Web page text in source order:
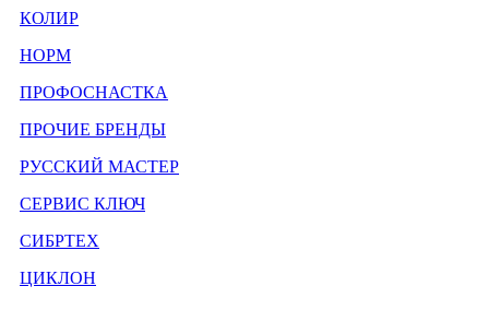
КОЛИР
НОРМ
ПРОФОСНАСТКА
ПРОЧИЕ БРЕНДЫ
РУССКИЙ МАСТЕР
СЕРВИС КЛЮЧ
СИБРТЕХ
ЦИКЛОН